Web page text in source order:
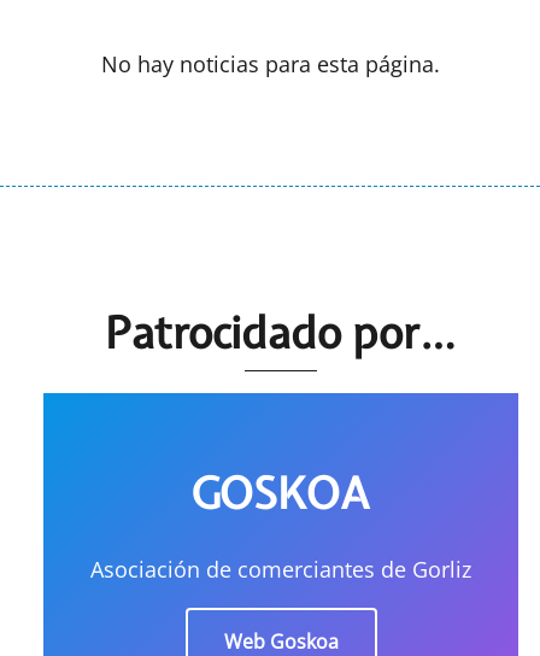
No hay noticias para esta página.
Patrocidado por…
GOSKOA
Asociación de comerciantes de Gorliz
Web Goskoa